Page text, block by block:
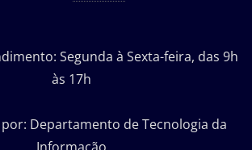
Segunda à Sexta-feira, das 9h
às 17h
Departamento de Tecnologia da